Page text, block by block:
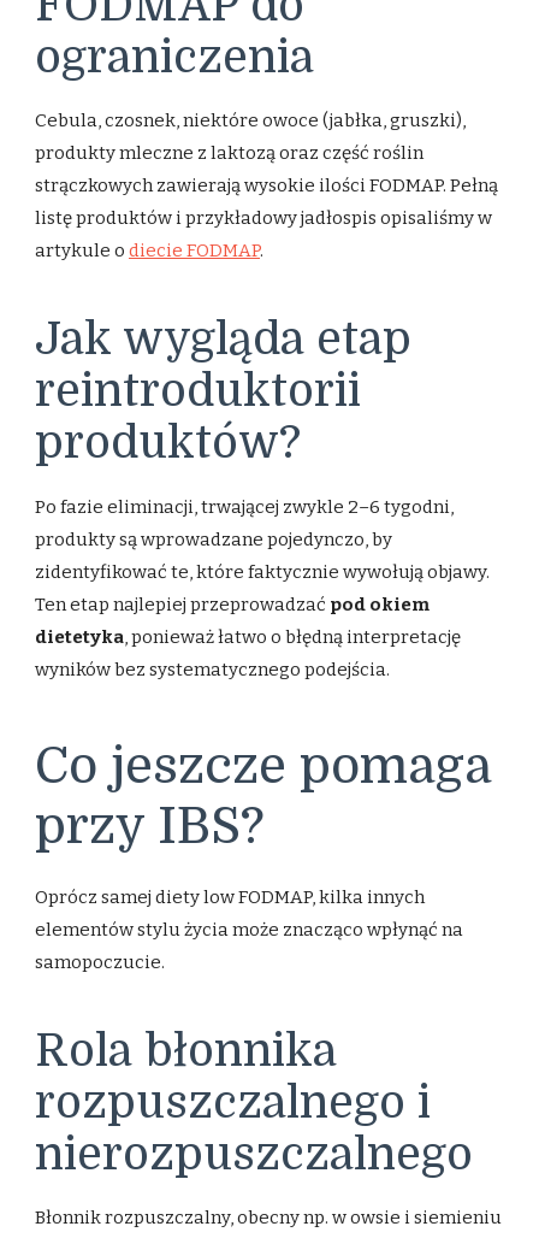
ograniczenia
Cebula, czosnek, niektóre owoce (jabłka, gruszki),
produkty mleczne z laktozą oraz część roślin
strączkowych zawierają wysokie ilości FODMAP. Pełną
listę produktów i przykładowy jadłospis opisaliśmy w
artykule o diecie FODMAP.
Jak wygląda etap
reintroduktorii
produktów?
Po fazie eliminacji, trwającej zwykle 2–6 tygodni,
produkty są wprowadzane pojedynczo, by
zidentyfikować te, które faktycznie wywołują objawy.
Ten etap najlepiej przeprowadzać pod okiem
dietetyka, ponieważ łatwo o błędną interpretację
wyników bez systematycznego podejścia.
Co jeszcze pomaga
przy IBS?
Oprócz samej diety low FODMAP, kilka innych
elementów stylu życia może znacząco wpłynąć na
samopoczucie.
Rola błonnika
rozpuszczalnego i
nierozpuszczalnego
Błonnik rozpuszczalny, obecny np. w owsie i siemieniu